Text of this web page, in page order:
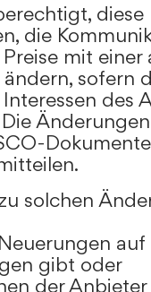
diese
die
mit einer
sofern
des
solchen
gibt oder
der Anbieter